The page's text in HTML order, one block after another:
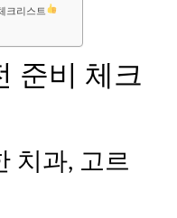
크리스트
준비 체크
치과, 고르